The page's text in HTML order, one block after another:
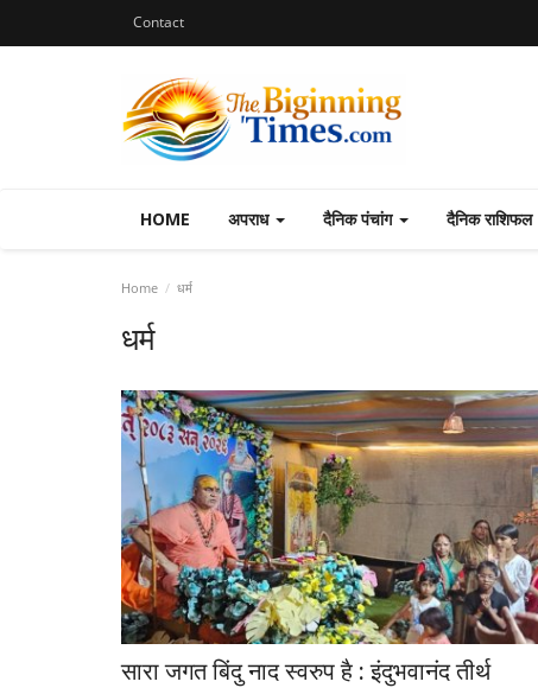
Contact
HOME अपराध दैनिक पंचांग दैनिक राशिफल
Home धर्म
धर्म
सारा जगत बिंदु नाद स्वरुप है : इंदुभवानंद तीर्थ